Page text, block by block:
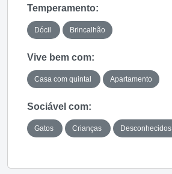
Temperamento:
Dócil Brincalhão
Vive bem com:
Casa com quintal Apartamento
Sociável com:
Gatos Crianças Desconhecidos